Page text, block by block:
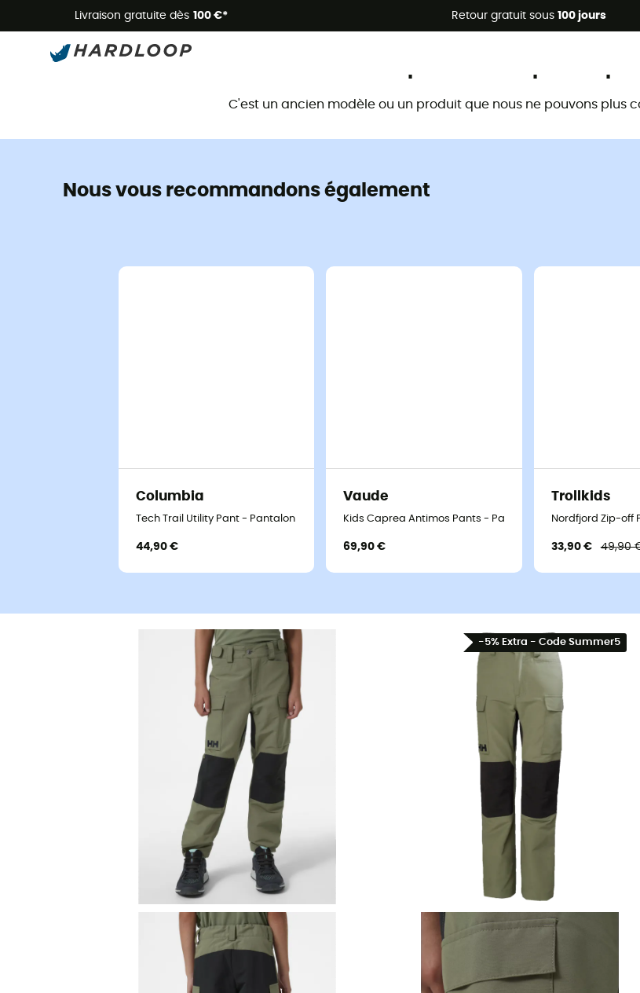
Livraison gratuite dès 100 €* Retour gratuit sous 100 jours
Promos d'été 🔥 -5 % EXTRA dès 2 produits* code
C'est un ancien modèle ou un produit que nous ne pouvons plus
Nous vous recommandons également
Columbia
Tech Trail Utility Pant - Pantalon randonnée enfant
44,90 €
Vaude
Kids Caprea Antimos Pants - Pantalon randonnée enfant
69,90 €
Trollkids
Nordfjord Zip-off
33,90 € 49,90
-5% Extra - Code Summer5